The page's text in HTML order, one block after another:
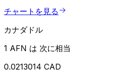
チャートを見る
カナダドル
1 AFN は 次に相当
0.0213014 CAD